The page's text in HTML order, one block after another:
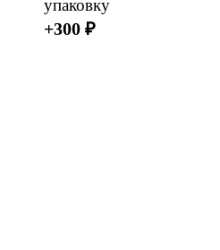
упаковку
+300₽